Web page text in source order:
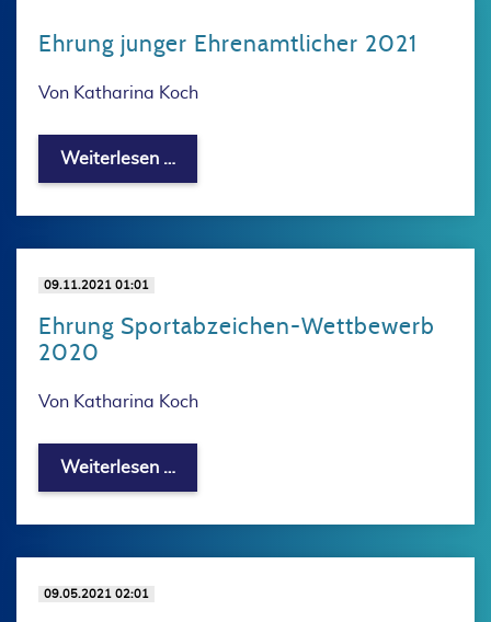
Ehrung junger Ehrenamtlicher 2021
Von Katharina Koch
Weiterlesen …
09.11.2021 01:01
Ehrung Sportabzeichen-Wettbewerb
2020
Von Katharina Koch
Weiterlesen …
09.05.2021 02:01